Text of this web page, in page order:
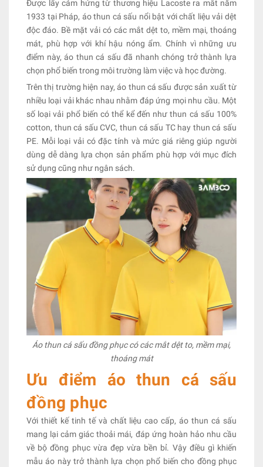
Được lấy cảm hứng từ thương hiệu Lacoste ra mắt năm
1933 tại Pháp, áo thun cá sấu nổi bật với chất liệu vải dệt
độc đáo. Bề mặt vải có các mắt dệt to, mềm mại, thoáng
mát, phù hợp với khí hậu nóng ẩm. Chính vì những ưu
điểm này, áo thun cá sấu đã nhanh chóng trở thành lựa
chọn phổ biến trong môi trường làm việc và học đường.
Trên thị trường hiện nay, áo thun cá sấu được sản xuất từ
nhiều loại vải khác nhau nhằm đáp ứng mọi nhu cầu. Một
số loại vải phổ biến có thể kể đến như thun cá sấu 100%
cotton, thun cá sấu CVC, thun cá sấu TC hay thun cá sấu
PE. Mỗi loại vải có đặc tính và mức giá riêng giúp người
dùng dễ dàng lựa chọn sản phẩm phù hợp với mục đích
sử dụng cũng như ngân sách.
Áo thun cá sấu đồng phục có các mắt dệt to, mềm mại,
thoáng mát
Ưu điểm áo thun cá sấu
đồng phục
Với thiết kế tinh tế và chất liệu cao cấp, áo thun cá sấu
mang lại cảm giác thoải mái, đáp ứng hoàn hảo nhu cầu
về bộ đồng phục vừa đẹp vừa bền bỉ. Vậy điều gì khiến
mẫu áo này trở thành lựa chọn phổ biến cho đồng phục